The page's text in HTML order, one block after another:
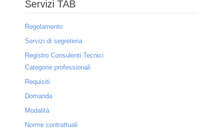
Procedimenti contenziosi
Arbitrati speciali
Costi
Chi siamo
Servizi TAB
Regolamento
Servizi di segreteria
Registro Consulenti Tecnici
Categorie professionali
Requisiti
Domanda
Modalità
Norme contrattuali